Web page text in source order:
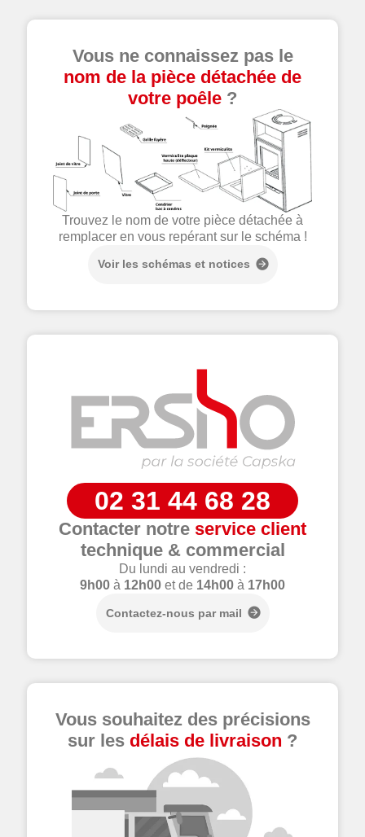
Vous ne connaissez pas le
nom de la pièce détachée de
votre poêle ?
Trouvez le nom de votre pièce détachée à
remplacer en vous repérant sur le schéma !
Voir les schémas et notices
02 31 44 68 28
Contacter notre service client
technique & commercial
Du lundi au vendredi :
9h00 à 12h00 et de 14h00 à 17h00
Contactez-nous par mail
Vous souhaitez des précisions
sur les délais de livraison ?